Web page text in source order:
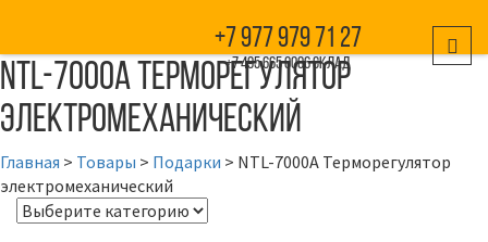
+7 977 979 71 27
+7 495 665 0006 склад
NTL-7000A Терморегулятор
электромеханический
Главная > Товары > Подарки > NTL-7000A Терморегулятор
электромеханический